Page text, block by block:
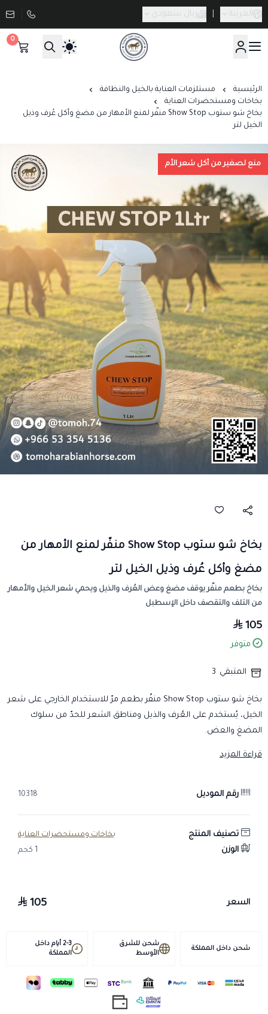
العربية ريال سعودي
صيدلية طموح الخيال البيطرية
0
الرئيسية
مستلزمات العناية بالخيل والنظافة
بخاخات ومستحضرات العناية
بخاخ شو ستوب Show Stop منفّر لمنع الأمهار من مضغ وأكل عُرف وذيل
الخيل لتر
منع لصغير من أكل شعر الأم
بخاخ شو ستوب Show Stop منفّر لمنع الأمهار من
مضغ وأكل عُرف وذيل الخيل لتر
بخاخ بطعم منفّر يوقف مضغ وعض العُرف والذيل ويحمي شعر الخيل والأمهار
من التلف والتقصف داخل الإسطبل
105
متوفر
المتبقي 3
بخاخ شو ستوب Show Stop منفّر بطعم مرّ للاستخدام الخارجي على شعر
الخيل، يُستخدم على العُرف والذيل ومناطق الشعر للحدّ من سلوك
المضغ والعض.
الفئة والاستخدام
والأمهار.
العلامة التجارية: Power Horse Care.
الحجم: 1 لتر.
الحدّ من مضغ وعض العُرف والذيل.
المساعدة على حماية الشعر من التلف الناتج عن المضغ المتكرر.
يُرجّ البخاخ جيدًا قبل الاستخدام، ثم يُرشّ على الشعر أو المنطقة
يُوزّع بشكل متساوٍ على الشعر مع تجنّب ملامسة العينين أو الفم، ويُكرّر
قراءة المزيد
رقم الموديل 10318
تصنيف المنتج بخاخات ومستحضرات العناية
الوزن 1 كجم
السعر 105
شحن داخل المملكة
شحن للشرق
الأوسط
2-3 أيام داخل
المملكة